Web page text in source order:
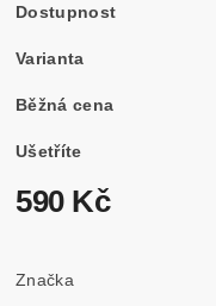
Dostupnost
Varianta
Běžná cena
Ušetříte
590 Kč
Značka